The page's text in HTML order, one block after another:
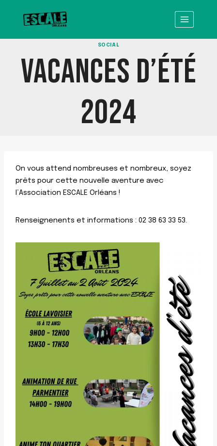
SOCIAL
VACANCES D’ÉTÉ
2024
On vous attend nombreuses et nombreux, soyez
prêts pour cette nouvelle aventure avec
l’Association ESCALE Orléans !
Renseignenents et informations : 02 38 63 33 53.